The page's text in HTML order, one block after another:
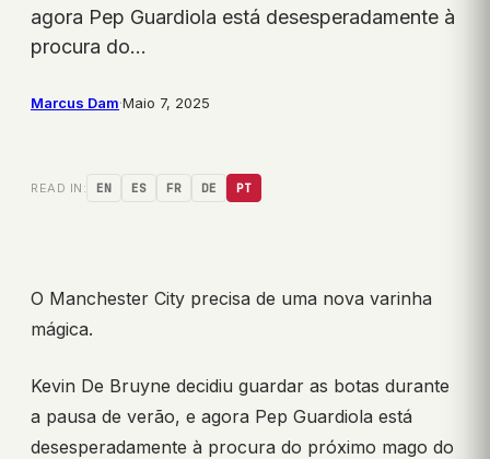
agora Pep Guardiola está desesperadamente à
procura do…
Marcus Dam·Maio 7, 2025
READ IN: EN ES FR DE PT
O Manchester City precisa de uma nova varinha
mágica.
Kevin De Bruyne decidiu guardar as botas durante
a pausa de verão, e agora Pep Guardiola está
desesperadamente à procura do próximo mago do